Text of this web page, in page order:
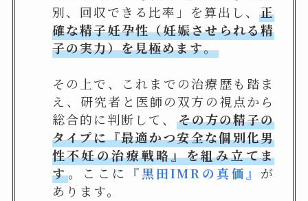
別、回収できる比率」を算出し、正
確な精子妊孕性（妊娠させられる精
子の実力）を見極めます。
その上で、これまでの治療歴も踏ま
え、研究者と医師の双方の視点から
総合的に判断して、 その方の精子の
タイプに『最適かつ安全な個別化男
性不妊の治療戦略』を組み立てま
す。ここに 『黒田IMRの真価』 が
あります。